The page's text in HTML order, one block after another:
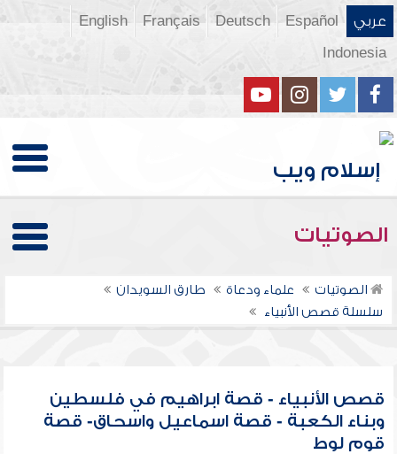
عربي Español
Deutsch
Français
English
Indonesia
الصوتيات
الصوتيات علماء ودعاة
طارق السويدان
سلسلة قصص الأنبياء
قصص الأنبياء - قصة ابراهيم في فلسطين
وبناء الكعبة - قصة اسماعيل واسحاق- قصة
قوم لوط